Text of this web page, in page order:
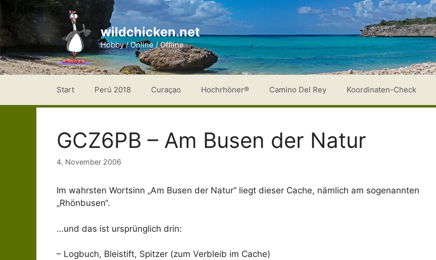
Zum
Inhalt
springen
wildchicken.net
Hobby / Online / Offline
Start Perú 2018 Curaçao Hochrhöner® Camino Del Rey Koordinaten-Check
GCZ6PB – Am Busen der Natur
4. November 2006
Im wahrsten Wortsinn „Am Busen der Natur“ liegt dieser Cache, nämlich am sogenannten
„Rhönbusen“.
…und das ist ursprünglich drin:
– Logbuch, Bleistift, Spitzer (zum Verbleib im Cache)